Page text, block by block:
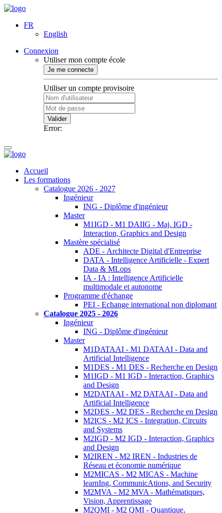
FR
English
Connexion
Utiliser mon compte école
Je me connecte
Utiliser un compte provisoire
Valider
Error:
Accueil
Les formations
Catalogue 2026 - 2027
Ingénieur
ING - Diplôme d'ingénieur
Master
M1IGD - M1 DAIIG - Maj. IGD -
Interaction, Graphics and Design
Mastère spécialisé
ADE - Architecte Digital d'Entreprise
DATA - Intelligence Artificielle - Expert
Data & MLops
IA - IA : Intelligence Artificielle
multimodale et autonome
Programme d'échange
PEI - Echange international non diplomant
Catalogue 2025 - 2026
Ingénieur
ING - Diplôme d'ingénieur
Master
M1DATAAI - M1 DATAAI - Data and
Artificial Intelligence
M1DES - M1 DES - Recherche en Design
M1IGD - M1 IGD - Interaction, Graphics
and Design
M2DATAAI - M2 DATAAI - Data and
Artificial Intelligence
M2DES - M2 DES - Recherche en Design
M2ICS - M2 ICS - Integration, Circuits
and Systems
M2IGD - M2 IGD - Interaction, Graphics
and Design
M2IREN - M2 IREN - Industries de
Réseau et économie numérique
M2MICAS - M2 MICAS - Machine
learnIng, CommunicAtions, and Security
M2MVA - M2 MVA - Mathématiques,
Vision, Apprentissage
M2QMI - M2 QMI - Quantique,